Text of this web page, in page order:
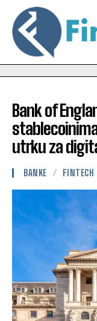
Bank of
utrku za
BANKE FINTECH